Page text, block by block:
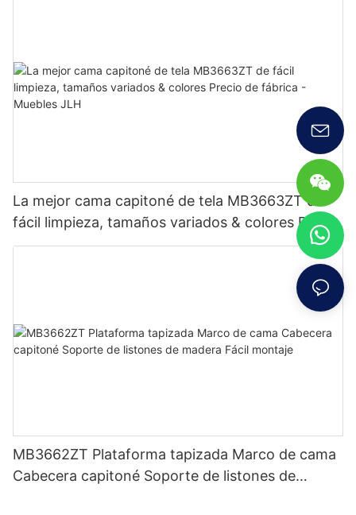
La mejor cama capitoné de tela MB3663ZT de
fácil limpieza, tamaños variados & colores Precio
de fábrica - Muebles JLH
MB3662ZT Plataforma tapizada Marco de cama
Cabecera capitoné Soporte de listones de